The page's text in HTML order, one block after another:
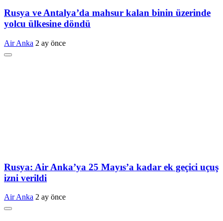
Rusya ve Antalya’da mahsur kalan binin üzerinde
yolcu ülkesine döndü
Air Anka 2 ay önce
Rusya: Air Anka’ya 25 Mayıs’a kadar ek geçici uçuş
izni verildi
Air Anka 2 ay önce